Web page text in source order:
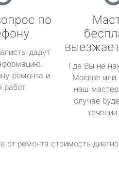
по
дадут
ремонта и
работ.
Где Вы не
Москве или
наш
случае
от ремонта стоимость